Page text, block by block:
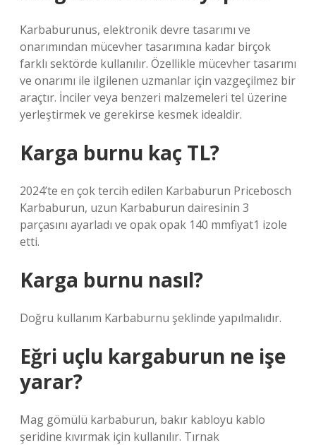
Karbaburunus, elektronik devre tasarımı ve
onarımından mücevher tasarımına kadar birçok
farklı sektörde kullanılır. Özellikle mücevher tasarımı
ve onarımı ile ilgilenen uzmanlar için vazgeçilmez bir
araçtır. İnciler veya benzeri malzemeleri tel üzerine
yerleştirmek ve gerekirse kesmek idealdir.
Karga burnu kaç TL?
2024’te en çok tercih edilen Karbaburun Pricebosch
Karbaburun, uzun Karbaburun dairesinin 3
parçasını ayarladı ve opak opak 140 mmfiyat1 izole
etti.
Karga burnu nasıl?
Doğru kullanım Karbaburnu şeklinde yapılmalıdır.
Eğri uçlu kargaburun ne işe
yarar?
Mag gömülü karbaburun, bakır kabloyu kablo
şeridine kıvırmak için kullanılır. Tırnak